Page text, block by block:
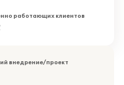
работающих клиентов
внедрение/проект